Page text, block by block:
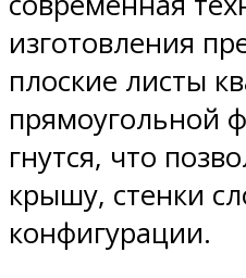
изготовления
плоские листы
прямоугольной
гнутся, что
крышу, стенки
конфигурации.